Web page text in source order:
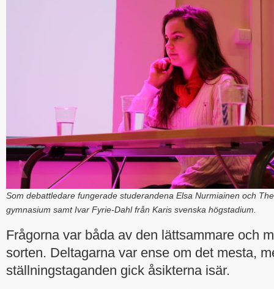
Som debattledare fungerade studerandena Elsa Nurmiainen och
gymnasium samt Ivar Fyrie-Dahl från Karis svenska högstadium.
Frågorna var båda av den lättsammare och
sorten. Deltagarna var ense om det mesta,
ställningstaganden gick åsikterna isär.